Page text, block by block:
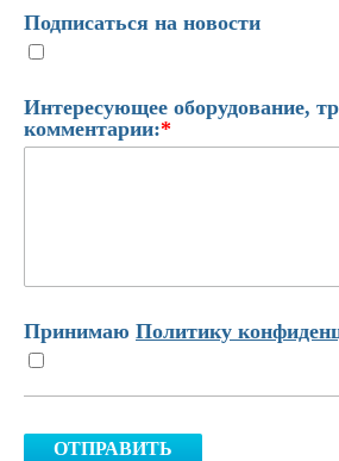
Подписаться на новости
Интересующее оборудование,
комментарии:*
Принимаю Политику
ОТПРАВИТЬ